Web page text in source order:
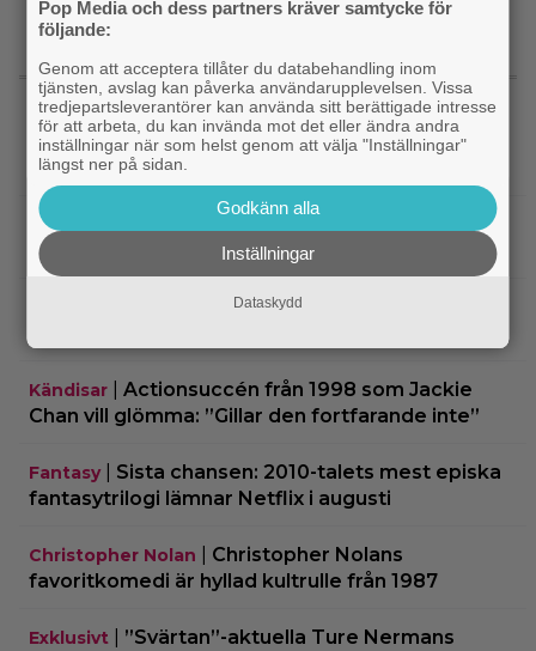
SENASTE NYTT
Digitalpremiär |Guy Ritchies nya film släpps
digitalt men sågas: ”Actionfattig och tråkig”
Klassiker
Ikväll på tv: Kika in en ”perfekt” thriller
med 8,4 på IMDb
2 säsonger av brittisk deckare
Kändisar
Actionsuccén från 1998 som Jackie
Chan vill glömma: ”Gillar den fortfarande inte”
Fantasy| Sista chansen: 2010-talets mest episka
fantasytrilogi lämnar Netflix i augusti
Christopher Nolan
Christopher Nolans
favoritkomedi är hyllad kultrulle från 1987
Exklusivt
”Svärtan”-aktuella Ture Nermans
Pop Media och dess partners kräver samtycke för
följande:
Genom att acceptera tillåter du databehandling inom
tjänsten, avslag kan påverka användarupplevelsen. Vissa
tredjepartsleverantörer kan använda sitt berättigade intresse
för att arbeta, du kan invända mot det eller ändra andra
inställningar när som helst genom att välja "Inställningar"
längst ner på sidan.
Godkänn alla
Inställningar
Dataskydd